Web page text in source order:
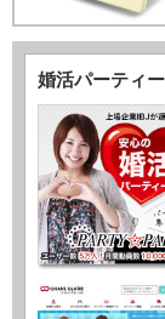
婚活パーティ